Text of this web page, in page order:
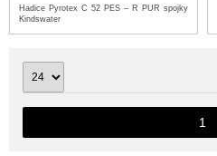
Hadice Pyrotex C 52 PES – R PUR spojky
Kindswater
1